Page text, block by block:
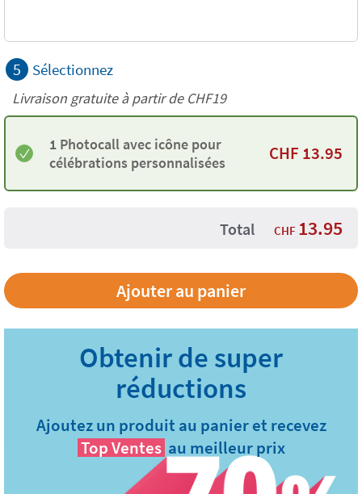
5 Sélectionnez
Livraison gratuite à partir de CHF19
1 Photocall avec icône pour
célébrations personnalisées
CHF 13.95
Total CHF 13.95
Ajoutez un produit au panier et recevez
Top Ventes au meilleur prix